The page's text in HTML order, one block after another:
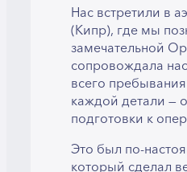
Нас встретили в
(Кипр), где мы
замечательной
сопровождала
всего
каждой детали —
подготовки к
Это был по-
который сделал